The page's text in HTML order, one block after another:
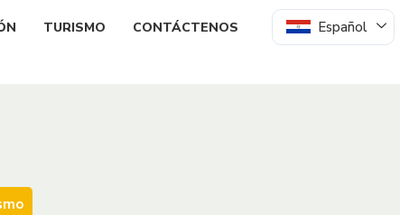
TURISMO CONTÁCTENOS Español